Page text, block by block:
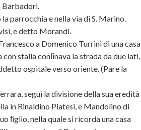
Barbadori.
parrocchia e nella via di S. Marino.
e detto Morandi.
a Domenico Turrini di una casa
stalla conﬁnava la strada da due lati,
ospitale verso oriente. (Pare la
seguì la divisione della sua eredità
in Rinaldino Piatesi, e Mandolino di
ﬁglio, nella quale si ricorda una casa